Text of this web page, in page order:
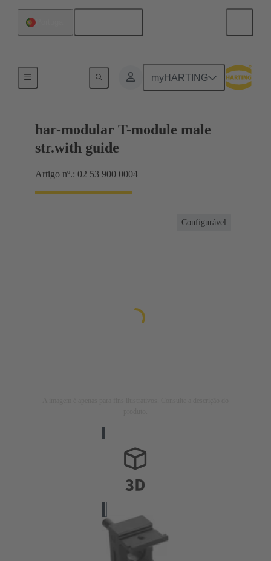
myHARTING
har-modular T-module male
str.with guide
Artigo nº.: 02 53 900 0004
Configurável